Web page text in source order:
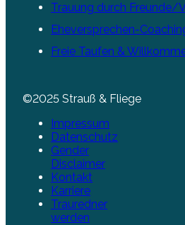
Trauung durch Freunde/
Eheversprechen-
Freie Taufen &
©2025 Strauß & Fliege
Impressum
Datenschutz
Gender
Disclaimer
Kontakt
Karriere
Trauredner
werden